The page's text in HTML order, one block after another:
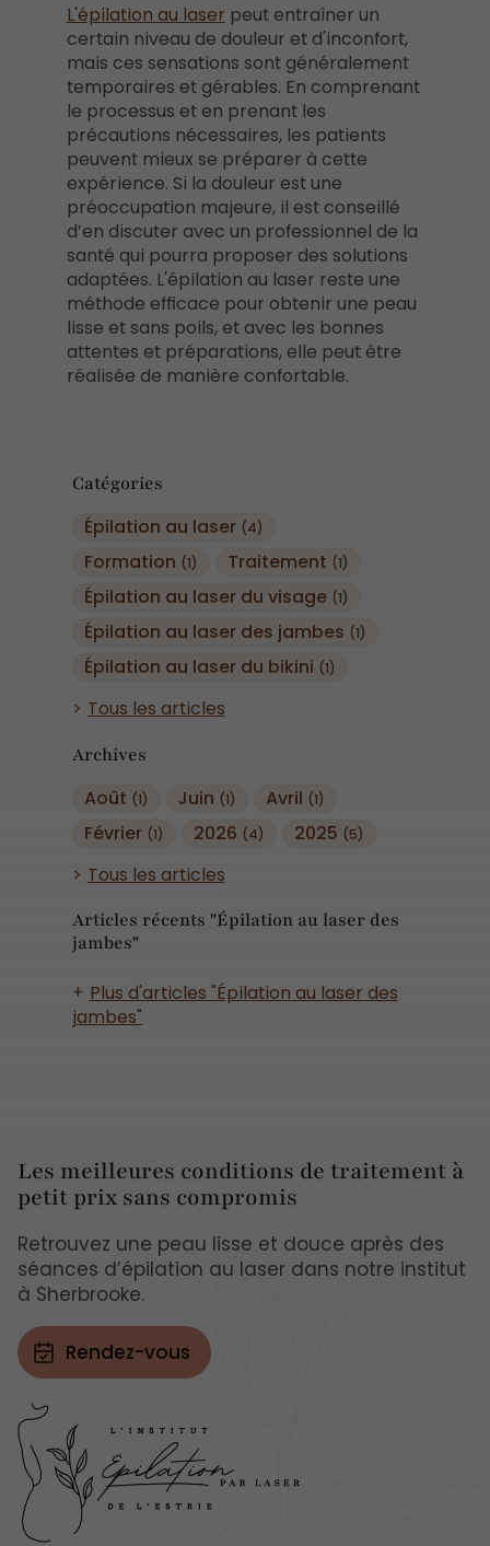
Catégories
Épilation au laser (4)
Formation (1) Traitement (1)
Épilation au laser du visage (1)
Épilation au laser des jambes (1)
Épilation au laser du bikini (1)
Tous les articles
Archives
Août (1) Juin (1) Avril (1)
Février (1) 2026 (4) 2025 (5)
Tous les articles
Articles récents "Épilation au laser des
jambes"
Plus d'articles "Épilation au laser des
jambes"
L'épilation au laser peut entraîner un
certain niveau de douleur et d'inconfort,
mais ces sensations sont généralement
temporaires et gérables. En comprenant
le processus et en prenant les
précautions nécessaires, les patients
peuvent mieux se préparer à cette
expérience. Si la douleur est une
préoccupation majeure, il est conseillé
d’en discuter avec un professionnel de la
santé qui pourra proposer des solutions
adaptées. L'épilation au laser reste une
méthode efficace pour obtenir une peau
lisse et sans poils, et avec les bonnes
attentes et préparations, elle peut être
réalisée de manière confortable.
Les meilleures conditions de traitement à
petit prix sans compromis
Retrouvez une peau lisse et douce après des
séances d’épilation au laser dans notre institut
à Sherbrooke.
Rendez-vous